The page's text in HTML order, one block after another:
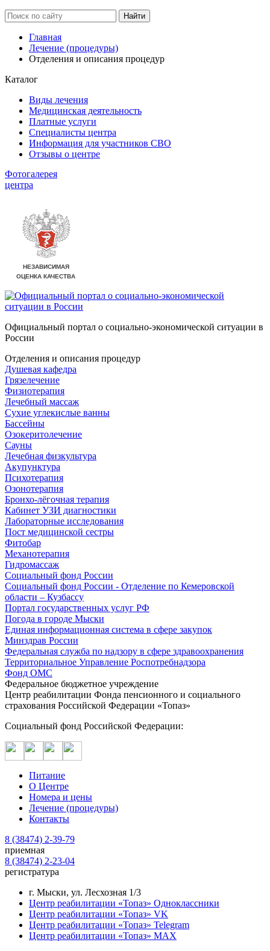
Главная
Лечение (процедуры)
Отделения и описания процедур
Каталог
Виды лечения
Медицинская деятельность
Платные услуги
Специалисты центра
Информация для участников СВО
Отзывы о центре
Фотогалерея
центра
Официальный портал о социально-экономической ситуации в
России
Отделения и описания процедур
Душевая кафедра
Грязелечение
Физиотерапия
Лечебный массаж
Сухие углекислые ванны
Бассейны
Озокеритолечение
Сауны
Лечебная физкультура
Акупунктура
Психотерапия
Озонотерапия
Бронхо-лёгочная терапия
Кабинет УЗИ диагностики
Лабораторные исследования
Пост медицинской сестры
Фитобар
Механотерапия
Гидромассаж
Социальный фонд России
Социальный фонд России - Отделение по Кемеровской
области – Кузбассу
Портал государственных услуг РФ
Погода в городе Мыски
Единая информационная система в сфере закупок
Минздрав России
Федеральная служба по надзору в сфере здравоохранения
Территориальное Управление Роспотребнадзора
Фонд ОМС
Федеральное бюджетное учреждение
Центр реабилитации Фонда пенсионного и социального
страхования Российской Федерации «Топаз»
Социальный фонд Российской Федерации:
Питание
О Центре
Номера и цены
Лечение (процедуры)
Контакты
8 (38474) 2-39-79
приемная
8 (38474) 2-23-04
регистратура
г. Мыски, ул. Лесхозная 1/3
Центр реабилитации «Топаз» Одноклассники
Центр реабилитации «Топаз» VK
Центр реабилитации «Топаз» Telegram
Центр реабилитации «Топаз» MAX